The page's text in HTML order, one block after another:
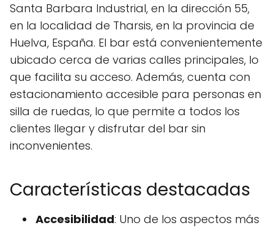
Santa Barbara Industrial, en la dirección 55,
en la localidad de Tharsis, en la provincia de
Huelva, España. El bar está convenientemente
ubicado cerca de varias calles principales, lo
que facilita su acceso. Además, cuenta con
estacionamiento accesible para personas en
silla de ruedas, lo que permite a todos los
clientes llegar y disfrutar del bar sin
inconvenientes.
Características destacadas
Accesibilidad: Uno de los aspectos más